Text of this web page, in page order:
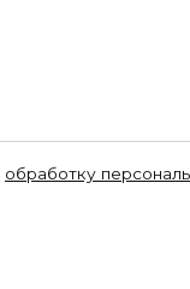
обработку